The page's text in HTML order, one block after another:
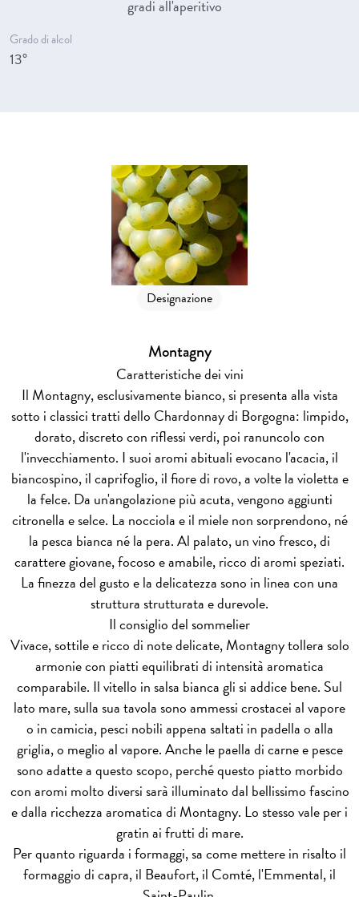
gradi all'aperitivo
Grado di alcol
13°
Designazione
Montagny
Caratteristiche dei vini
Il Montagny, esclusivamente bianco, si presenta alla vista
sotto i classici tratti dello Chardonnay di Borgogna: limpido,
dorato, discreto con riflessi verdi, poi ranuncolo con
l'invecchiamento. I suoi aromi abituali evocano l'acacia, il
biancospino, il caprifoglio, il fiore di rovo, a volte la violetta e
la felce. Da un'angolazione più acuta, vengono aggiunti
citronella e selce. La nocciola e il miele non sorprendono, né
la pesca bianca né la pera. Al palato, un vino fresco, di
carattere giovane, focoso e amabile, ricco di aromi speziati.
La finezza del gusto e la delicatezza sono in linea con una
struttura strutturata e durevole.
Il consiglio del sommelier
Vivace, sottile e ricco di note delicate, Montagny tollera solo
armonie con piatti equilibrati di intensità aromatica
comparabile. Il vitello in salsa bianca gli si addice bene. Sul
lato mare, sulla sua tavola sono ammessi crostacei al vapore
o in camicia, pesci nobili appena saltati in padella o alla
griglia, o meglio al vapore. Anche le paella di carne e pesce
sono adatte a questo scopo, perché questo piatto morbido
con aromi molto diversi sarà illuminato dal bellissimo fascino
e dalla ricchezza aromatica di Montagny. Lo stesso vale per i
gratin ai frutti di mare.
Per quanto riguarda i formaggi, sa come mettere in risalto il
formaggio di capra, il Beaufort, il Comté, l'Emmental, il